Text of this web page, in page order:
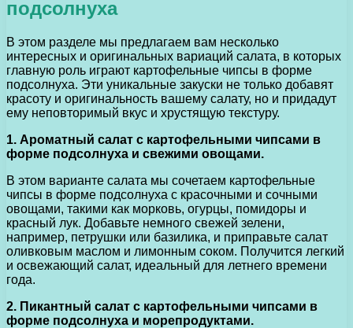
подсолнуха
В этом разделе мы предлагаем вам несколько
интересных и оригинальных вариаций салата, в которых
главную роль играют картофельные чипсы в форме
подсолнуха. Эти уникальные закуски не только добавят
красоту и оригинальность вашему салату, но и придадут
ему неповторимый вкус и хрустящую текстуру.
1. Ароматный салат с картофельными чипсами в
форме подсолнуха и свежими овощами.
В этом варианте салата мы сочетаем картофельные
чипсы в форме подсолнуха с красочными и сочными
овощами, такими как морковь, огурцы, помидоры и
красный лук. Добавьте немного свежей зелени,
например, петрушки или базилика, и приправьте салат
оливковым маслом и лимонным соком. Получится легкий
и освежающий салат, идеальный для летнего времени
года.
2. Пикантный салат с картофельными чипсами в
форме подсолнуха и морепродуктами.